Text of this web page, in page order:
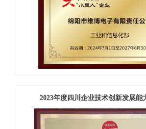
2023年度四川企业技术创新发展能